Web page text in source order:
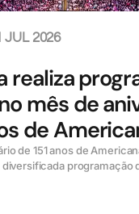
JUL 2026
realiza
mês de
de
de 151 anos de
diversificada programação